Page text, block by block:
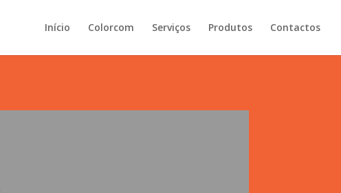
Início Colorcom Serviços Produtos Contactos